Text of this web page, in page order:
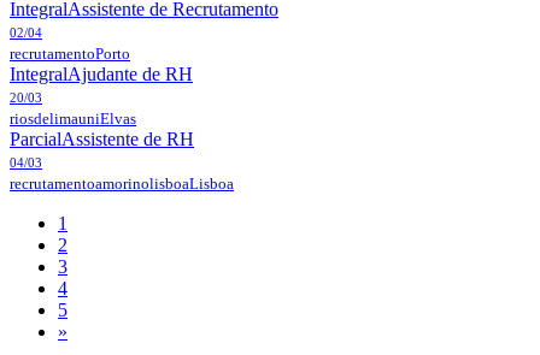
IntegralAssistente de Recrutamento
02/04
recrutamentoPorto
IntegralAjudante de RH
20/03
riosdelimauniElvas
ParcialAssistente de RH
04/03
recrutamentoamorinolisboaLisboa
1
2
3
4
5
»